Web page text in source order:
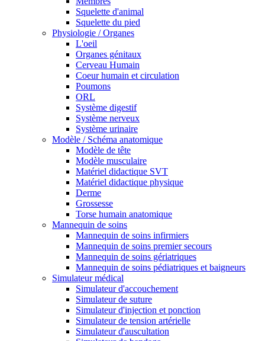
Squelette d'animal
Squelette du pied
Physiologie / Organes
L'oeil
Organes génitaux
Cerveau Humain
Coeur humain et circulation
Poumons
ORL
Système digestif
Système nerveux
Système urinaire
Modèle / Schéma anatomique
Modèle de tête
Modèle musculaire
Matériel didactique SVT
Matériel didactique physique
Derme
Grossesse
Torse humain anatomique
Mannequin de soins
Mannequin de soins infirmiers
Mannequin de soins premier secours
Mannequin de soins gériatriques
Mannequin de soins pédiatriques et baigneurs
Simulateur médical
Simulateur d'accouchement
Simulateur de suture
Simulateur d'injection et ponction
Simulateur de tension artérielle
Simulateur d'auscultation